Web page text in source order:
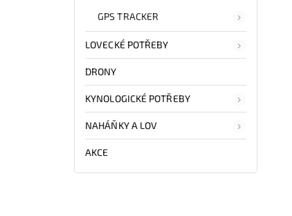
GPS TRACKER
LOVECKÉ POTŘEBY
DRONY
KYNOLOGICKÉ POTŘEBY
NAHÁŇKY A LOV
AKCE